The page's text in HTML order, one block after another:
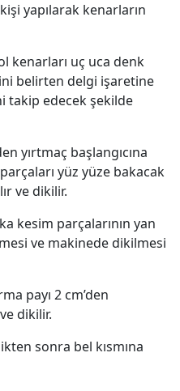
yapılarak kenarların
kenarları uç uca denk
belirten delgi işaretine
takip edecek şekilde
yırtmaç başlangıcına
yüz yüze bakacak
ve dikilir.
kesim parçalarının yan
ve makinede dikilmesi
payı 2 cm’den
dikilir.
sonra bel kısmına